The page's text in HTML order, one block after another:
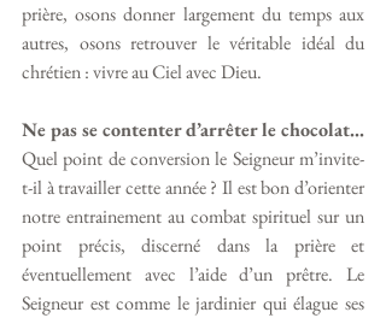
prière, osons donner largement du temps aux
autres, osons retrouver le véritable idéal du
chrétien : vivre au Ciel avec Dieu.
Quel point de conversion le Seigneur m’invite-
t-il à travailler cette année ? Il est bon d’orienter
notre entrainement au combat spirituel sur un
point précis, discerné dans la prière et
éventuellement avec l’aide d’un prêtre. Le
Seigneur est comme le jardinier qui élague ses